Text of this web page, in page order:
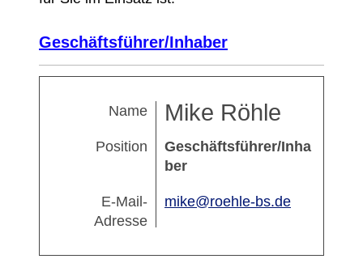
Geschäftsführer/Inhaber
Name Mike Röhle
Position
Geschäftsführer/Inha
ber
E-Mail-
Adresse
mike@roehle-bs.de